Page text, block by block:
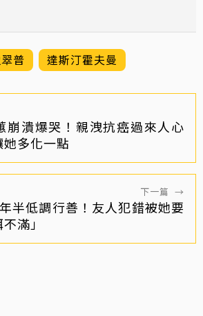
普 達斯汀霍夫曼
崩潰爆哭！親洩抗癌過來人心
多化一點
下一篇 →
半低調行善！友人犯錯被她要
滿」